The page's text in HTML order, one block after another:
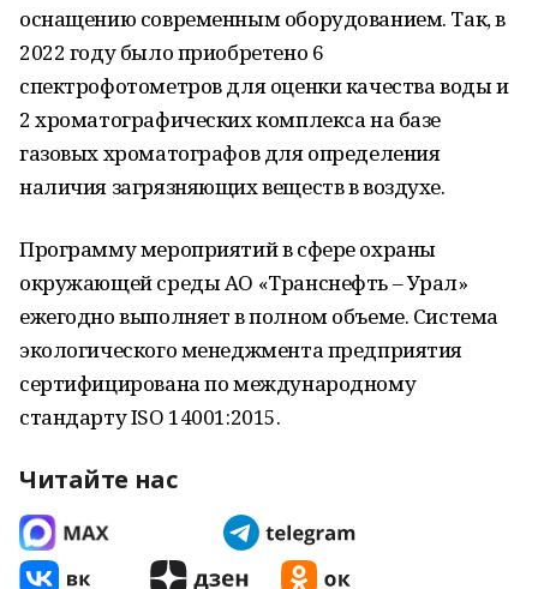
оснащению современным оборудованием. Так, в
2022 году было приобретено 6
спектрофотометров для оценки качества воды и
2 хроматографических комплекса на базе
газовых хроматографов для определения
наличия загрязняющих веществ в воздухе.
Программу мероприятий в сфере охраны
окружающей среды АО «Транснефть – Урал»
ежегодно выполняет в полном объеме. Система
экологического менеджмента предприятия
сертифицирована по международному
стандарту ISO 14001:2015.
Читайте нас